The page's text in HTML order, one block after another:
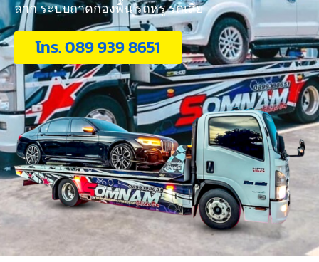
ลาก ระบบถาดกองพื้น รถหรู รถเสีย
โทร. 089 939 8651